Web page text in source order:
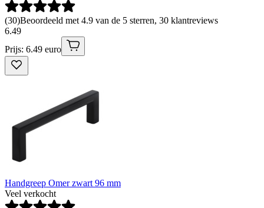
(30)Beoordeeld met 4.9 van de 5 sterren, 30 klantreviews
6.49
Prijs: 6.49 euro
Handgreep Omer zwart 96 mm
Veel verkocht